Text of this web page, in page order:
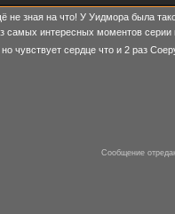
зная на что! У Уидмора была
самых интересных моментов
чувствует сердце что и 2 раз
Сообщение